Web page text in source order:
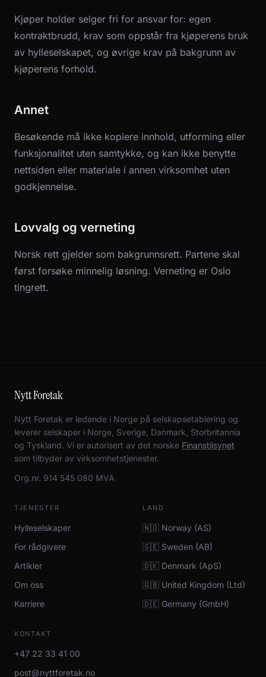
Kjøper holder selger fri for ansvar for: egen
kontraktbrudd, krav som oppstår fra kjøperens bruk
av hylleselskapet, og øvrige krav på bakgrunn av
kjøperens forhold.
Annet
Besøkende må ikke kopiere innhold, utforming eller
funksjonalitet uten samtykke, og kan ikke benytte
nettsiden eller materiale i annen virksomhet uten
godkjennelse.
Lovvalg og verneting
Norsk rett gjelder som bakgrunnsrett. Partene skal
først forsøke minnelig løsning. Verneting er Oslo
tingrett.
Nytt Foretak
Nytt Foretak er ledende i Norge på selskapsetablering og
leverer selskaper i Norge, Sverige, Danmark, Storbritannia
og Tyskland. Vi er autorisert av det norske Finanstilsynet
som tilbyder av virksomhetstjenester.
Org.nr. 914 545 080 MVA
TJENESTER
Hylleselskaper
For rådgivere
Artikler
Om oss
Karriere
LAND
🇳🇴 Norway (AS)
🇸🇪 Sweden (AB)
🇩🇰 Denmark (ApS)
🇬🇧 United Kingdom (Ltd)
🇩🇪 Germany (GmbH)
KONTAKT
+47 22 33 41 00
post@nyttforetak.no